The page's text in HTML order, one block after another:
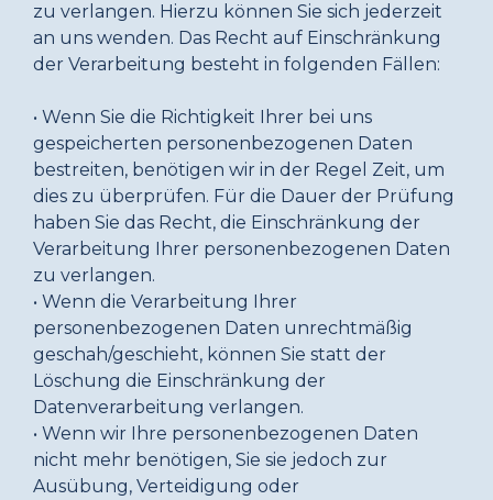
zu verlangen. Hierzu können Sie sich jederzeit
an uns wenden. Das Recht auf Einschränkung
der Verarbeitung besteht in folgenden Fällen:
• Wenn Sie die Richtigkeit Ihrer bei uns
gespeicherten personenbezogenen Daten
bestreiten, benötigen wir in der Regel Zeit, um
dies zu überprüfen. Für die Dauer der Prüfung
haben Sie das Recht, die Einschränkung der
Verarbeitung Ihrer personenbezogenen Daten
zu verlangen.
• Wenn die Verarbeitung Ihrer
personenbezogenen Daten unrechtmäßig
geschah/geschieht, können Sie statt der
Löschung die Einschränkung der
Datenverarbeitung verlangen.
• Wenn wir Ihre personenbezogenen Daten
nicht mehr benötigen, Sie sie jedoch zur
Ausübung, Verteidigung oder